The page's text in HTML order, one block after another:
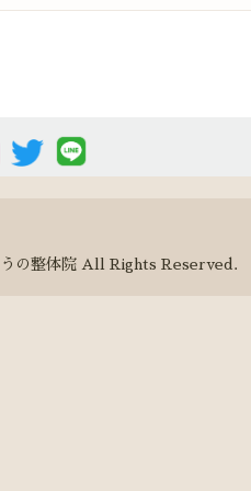
の整体院 All Rights Reserved.